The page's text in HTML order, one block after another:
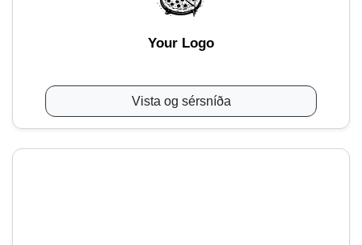
Your Logo
Vista og sérsníða